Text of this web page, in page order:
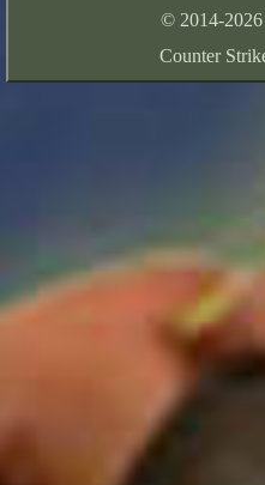
© 2014-
Counter